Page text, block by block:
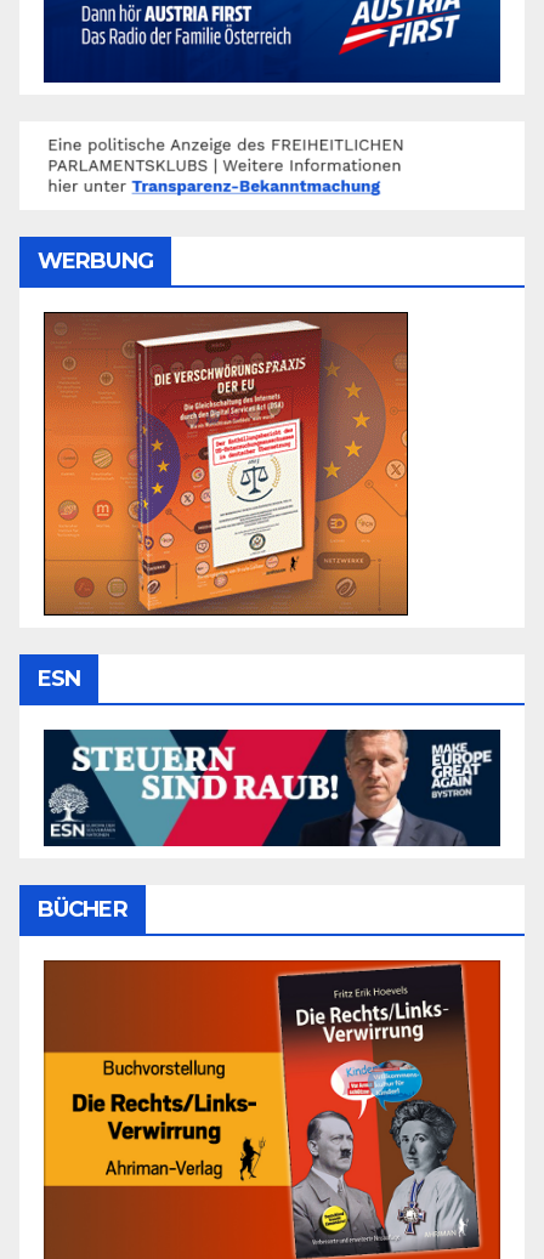
WERBUNG
ESN
BÜCHER